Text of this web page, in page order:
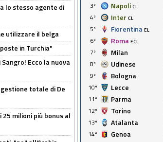
lo stesso agente di
utilizzare il belga
in Turchia"
Ecco la nuova
totale di De
milioni più bonus al
3º
Napoli CL
4º
Inter CL
5º
Fiorentina EL
6º
Roma ECL
7º
Milan
8º
Udinese
9º
Bologna
10º
Lecce
11º
Parma
12º
Torino
13º
Atalanta
14º
Genoa